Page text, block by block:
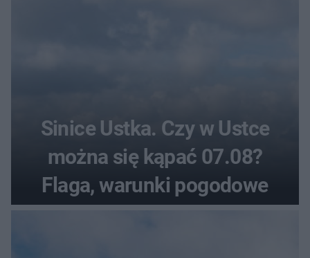
Sinice Ustka. Czy w Ustce
można się kąpać 07.08?
Flaga, warunki pogodowe